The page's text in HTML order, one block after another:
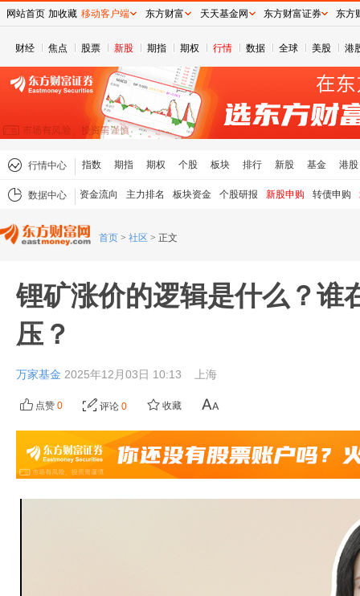
财经 焦点 股票 新股 期指 期权 行情 数据 全球 美股 港
行情中心 指数 期指 期权 个股 板块 排行 新股 基金 港股
数据中心 资金流向 主力排名 板块资金 个股研报 新股申购 转债申购
首页 > 社区 > 正文
锂矿涨价的逻辑是什么？谁
压？
万家基金 2025年12月03日 10:13 上海
点赞 0 评论 0 收藏
网站首页 加收藏 移动客户端 东方财富 天天基金网 东方财富证券 东方